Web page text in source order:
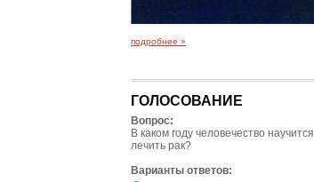
подробнее »
ГОЛОСОВАНИЕ
Вопрос:
В каком году человечество научится
лечить рак?
Варианты ответов: